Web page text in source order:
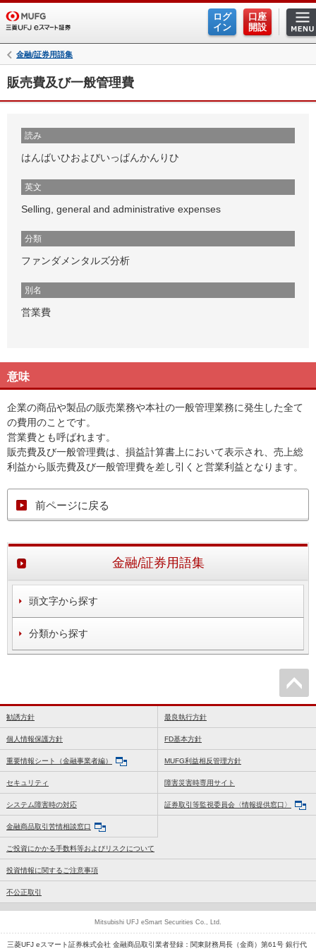
ログ
イン
口座
開設
金融/証券用語集
販売費及び一般管理費
読み
はんばいひおよびいっぱんかんりひ
英文
Selling, general and administrative expenses
分類
ファンダメンタルズ分析
別名
営業費
意味
企業の商品や製品の販売業務や本社の一般管理業務に発生した全て
の費用のことです。
営業費とも呼ばれます。
販売費及び一般管理費は、損益計算書上において表示され、売上総
利益から販売費及び一般管理費を差し引くと営業利益となります。
前ページに戻る
金融/証券用語集
頭文字から探す
分類から探す
勧誘方針 最良執行方針
個人情報保護方針 FD基本方針
重要情報シート（金融事業者編） MUFG利益相反管理方針
セキュリティ 障害災害時専用サイト
システム障害時の対応 証券取引等監視委員会〈情報提供窓口〉
金融商品取引苦情相談窓口
ご投資にかかる手数料等およびリスクについて
投資情報に関するご注意事項
不公正取引
三菱UFJ eスマート証券株式会社 金融商品取引業者登録：関東財務局長（金商）第61号 銀行代
Mitsubishi UFJ eSmart Securities Co., Ltd.